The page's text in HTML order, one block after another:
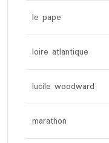
le pape
loire atlantique
lucile woodward
marathon